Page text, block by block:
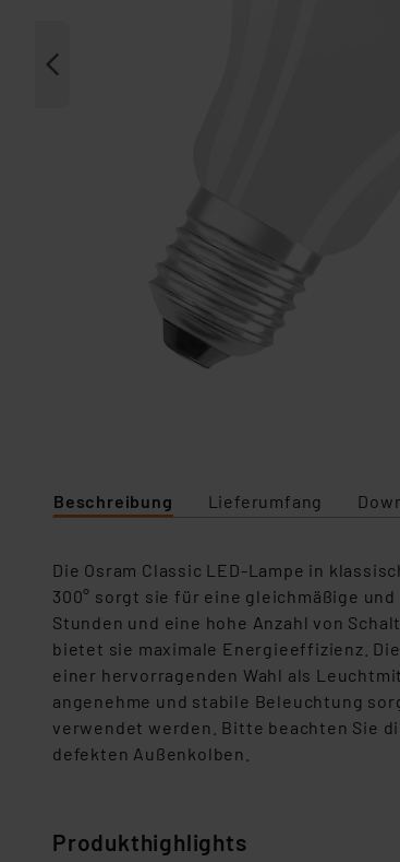
Beschreibung Lieferumfang
Die Osram Classic LED-Lampe in
300° sorgt sie für eine gleichmäßige
Stunden und eine hohe Anzahl von
bietet sie maximale Energieeffizienz.
einer hervorragenden Wahl als
angenehme und stabile Beleuchtung
verwendet werden. Bitte beachten Sie
defekten Außenkolben.
Produkthighlights